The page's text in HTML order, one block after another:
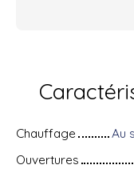
Chauffage
Au
Ouvertures